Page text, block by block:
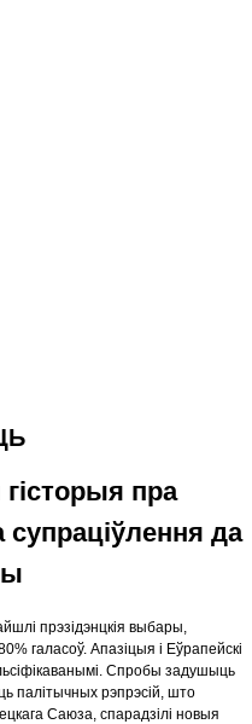
пра
супраціўлення да
прэзідэнцкія выбары,
галасоў. Апазіцыя і Еўрапейскі
Спробы задушыць
палітычных рэпрэсій, што
Саюза, спарадзілі новыя